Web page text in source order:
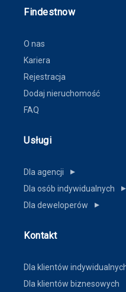
Findestnow
O nas
Kariera
Rejestracja
Dodaj nieruchomość
FAQ
Usługi
Dla agencji ▼
Dla osób indywidualnych ▼
Dla deweloperów ▼
Kontakt
Dla klientów
Dla klientów biznesowych